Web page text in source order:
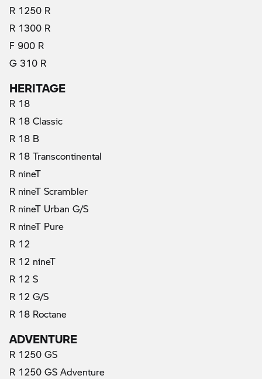
R 1250 R
R 1300 R
F 900 R
G 310 R
HERITAGE
R 18
R 18 Classic
R 18 B
R 18 Transcontinental
R nineT
R nineT Scrambler
R nineT Urban G/S(prąd elektryczny)
R nineT Pure
R 12
R 12 nineT
R 12 S
R 12 G/S
R 18 Roctane
ADVENTURE
R 1250 GS
R 1250 GS Adventure